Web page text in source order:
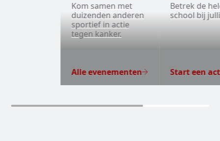
Kom samen met
duizenden anderen
sportief in actie
tegen kanker.
Alle evenementen
Betrek de
school bij
Start een